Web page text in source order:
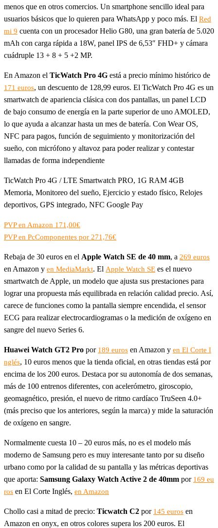
menos que en otros comercios. Un smartphone sencillo ideal para
usuarios básicos que lo quieren para WhatsApp y poco más. El Red
mi 9 cuenta con un procesador Helio G80, una gran batería de 5.020
mAh con carga rápida a 18W, panel IPS de 6,53″ FHD+ y cámara
cuádruple 13 + 8 + 5 +2 MP.
En Amazon el TicWatch Pro 4G está a precio mínimo histórico de
171 euros, un descuento de 128,99 euros. El TicWatch Pro 4G es un
smartwatch de apariencia clásica con dos pantallas, un panel LCD
de bajo consumo de energía en la parte superior de uno AMOLED,
lo que ayuda a alcanzar hasta un mes de batería. Con Wear OS,
NFC para pagos, función de seguimiento y monitorización del
sueño, con micrófono y altavoz para poder realizar y contestar
llamadas de forma independiente
TicWatch Pro 4G / LTE Smartwatch PRO, 1G RAM 4GB
Memoria, Monitoreo del sueño, Ejercicio y estado físico, Relojes
deportivos, GPS integrado, NFC Google Pay
PVP en Amazon 171,00€
PVP en PcComponentes por 271,76€
Rebaja de 30 euros en el Apple Watch SE de 40 mm, a 269 euros
en Amazon y en MediaMarkt. El Apple Watch SE es el nuevo
smartwatch de Apple, un modelo que ajusta sus prestaciones para
lograr una propuesta más equilibrada en relación calidad precio. Así,
carece de funciones como la pantalla siempre encendida, el sensor
ECG para realizar electrocardiogramas o la medición de oxígeno en
sangre del nuevo Series 6.
Huawei Watch GT2 Pro por 189 euros en Amazon y en El Corte I
nglés, 10 euros menos que la tienda oficial, en otras tiendas está por
encima de los 200 euros. Destaca por su autonomía de dos semanas,
más de 100 entrenos diferentes, con acelerómetro, giroscopio,
geomagnético, presión, el nuevo de ritmo cardíaco TruSeen 4.0+
(más preciso que los anteriores, según la marca) y mide la saturación
de oxígeno en sangre.
Normalmente cuesta 10 – 20 euros más, no es el modelo más
moderno de Samsung pero es muy interesante tanto por su diseño
urbano como por la calidad de su pantalla y las métricas deportivas
que aporta: Samsung Galaxy Watch Active 2 de 40mm por 169 eu
ros en El Corte Inglés, en Amazon
Chollo casi a mitad de precio: Ticwatch C2 por 145 euros en
Amazon en onyx, en otros colores supera los 200 euros. El